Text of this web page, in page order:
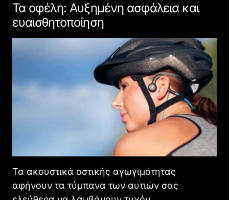
Τα οφέλη: Αυξημένη ασφάλεια και
ευαισθητοποίηση
Τα ακουστικά οστικής αγωγιμότητας
αφήνουν τα τύμπανα των αυτιών σας